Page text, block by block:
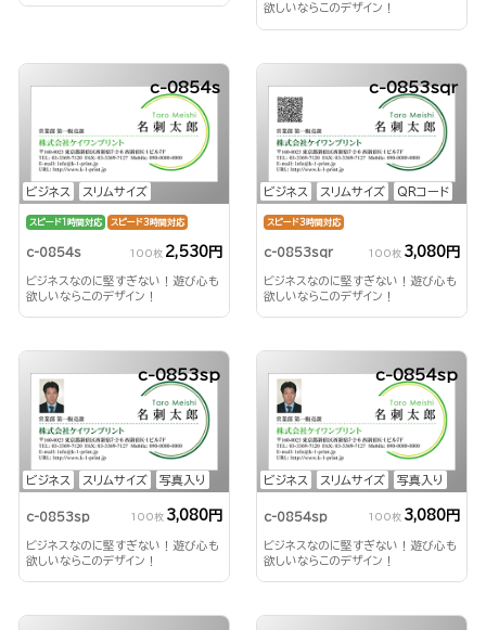
欲しいならこのデザイン！
ビジネス スリムサイズ
c-0854s
スピード1時間対応 スピード3時間対応
c-0854s 100枚 2,530円
ビジネスなのに堅すぎない！遊び心も
欲しいならこのデザイン！
ビジネス スリムサイズ QRコード
c-0853sqr
スピード3時間対応
c-0853sqr 100枚 3,080円
ビジネスなのに堅すぎない！遊び心も
欲しいならこのデザイン！
ビジネス スリムサイズ 写真入り
c-0853sp
c-0853sp 100枚 3,080円
ビジネスなのに堅すぎない！遊び心も
欲しいならこのデザイン！
ビジネス スリムサイズ 写真入り
c-0854sp
c-0854sp 100枚 3,080円
ビジネスなのに堅すぎない！遊び心も
欲しいならこのデザイン！